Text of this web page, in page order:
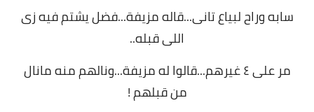
سابه وراح لبياع تانى...قاله مزيفة...فضل يشتم فيه زى
اللى قبله..
مر على ٤ غيرهم...قالوا له مزيفة...ونالهم منه مانال
من قبلهم !